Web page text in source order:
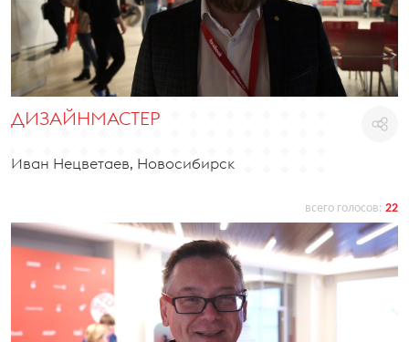
ДИЗАЙНМАСТЕР
Иван Нецветаев, Новосибирск
всего голосов: 22